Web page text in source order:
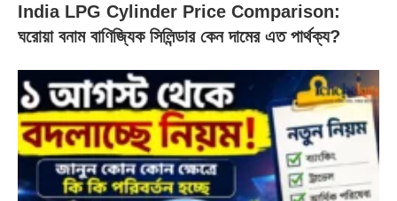
India LPG Cylinder Price Comparison:
ঘরোয়া বনাম বাণিজ্যিক সিলিন্ডার কেন দামের এত পার্থক্য?